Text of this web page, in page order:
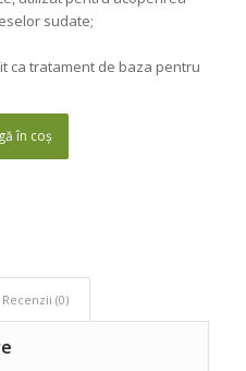
sudate;
ca tratament de baza pentru
în coș
Recenzii (0)